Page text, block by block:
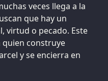
veces llega a la
que hay un
virtud o pecado. Este
quien construye
y se encierra en